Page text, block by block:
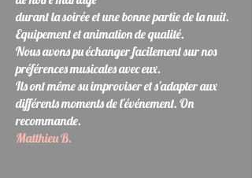
durant la soirée et une bonne partie de la nuit.
Equipement et animation de qualité.
Nous avons pu échanger facilement sur nos
préférences musicales avec eux.
Ils ont même su improviser et s'adapter aux
différents moments de l'événement. On
recommande.
Matthieu B.